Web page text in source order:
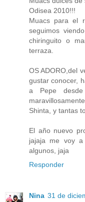
Odisea 2010!!!
Muacs para el
seguimos
chiringuito o
terraza.
OS ADORO,del
gustar conocer,
a Pepe
Shinta, y tantas
El año nuevo
jajaja me voy
algunos, jaja
Responder
Nina 31 de